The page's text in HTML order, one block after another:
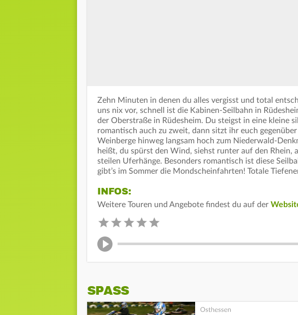
Zehn Minuten in denen du alles vergisst und total
uns nix vor, schnell ist die Kabinen-Seilbahn in
der Oberstraße in Rüdesheim. Du steigst in eine kleine
romantisch auch zu zweit, dann sitzt ihr euch
Weinberge hinweg langsam hoch zum Niederwald-
heißt, du spürst den Wind, siehst runter auf den Rhein,
steilen Uferhänge. Besonders romantisch ist diese
gibt’s im Sommer die Mondscheinfahrten! Totale
INFOS:
Weitere Touren und Angebote findest du auf der
SPASS